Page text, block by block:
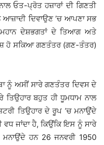
ਓਤ-ਪ੍ਰੋਤ ਹਜ਼ਾਰਾਂ ਦੀ ਗਿਣਤੀ
ਆਜ਼ਾਦੀ ਦਿਵਾਉਣ ’ਚ ਆਪਣਾ ਸਭ
ਮਹਾਨ ਦੇਸ਼ਭਗਤਾਂ ਦੇ ਤਿਆਗ ਅਤੇ
ਹੋ ਸਕਿਆ ਗਣਤੰਤਰ (ਗਣ-ਤੰਤਰ)
ਨੂੰ ਅਸੀਂ ਸਾਰੇ ਗਣਤੰਤਰ ਦਿਵਸ ਦੇ
ਤਿਉਹਾਰ ਬਹੁਤ ਹੀ ਧੂਮਧਾਮ ਨਾਲ
ਤਿਉਹਾਰ ਦੇ ਰੂਪ ’ਚ ਮਨਾਉਂਦੇ
ਜਾਂਦਾ ਹੈ, ਕਿਉਂਕਿ ਇਸ ਨੂੰ ਸਾਰੇ
ਹਨ 26 ਜਨਵਰੀ 1950